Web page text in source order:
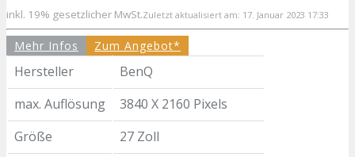
inkl. 19% gesetzlicher MwSt.Zuletzt aktualisiert am: 17. Januar 2023 17:33
Mehr Infos Zum Angebot*
Hersteller
BenQ
max. Auflösung
3840 X 2160 Pixels
Größe
27 Zoll